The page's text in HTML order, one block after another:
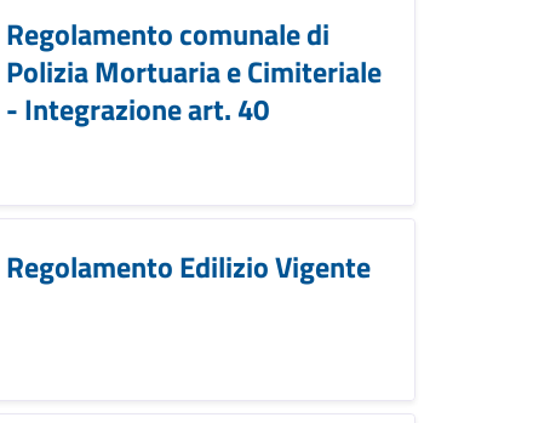
Regolamento comunale di
Polizia Mortuaria e Cimiteriale
- Integrazione art. 40
Regolamento Edilizio Vigente